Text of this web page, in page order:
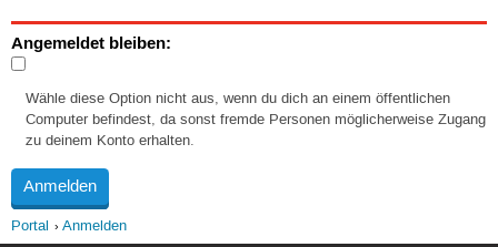
Angemeldet bleiben:
Wähle diese Option nicht aus, wenn du dich an einem öffentlichen
Computer befindest, da sonst fremde Personen möglicherweise Zugang
zu deinem Konto erhalten.
Portal Anmelden